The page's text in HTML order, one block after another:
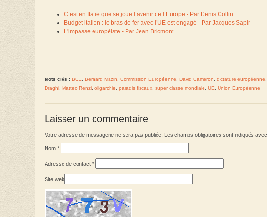
C’est en Italie que se joue l’avenir de l’Europe - Par Denis Collin
Budget italien : le bras de fer avec l’UE est engagé - Par Jacques Sapir
L'impasse européiste - Par Jean Bricmont
Mots clés : BCE, Bernard Mazin, Commission Européenne, David Cameron, dictature européenne,
Draghi, Matteo Renzi, oligarchie, paradis fiscaux, super classe mondiale, UE, Union Européenne
Laisser un commentaire
Votre adresse de messagerie ne sera pas publiée. Les champs obligatoires sont indiqués avec
Nom *
Adresse de contact *
Site web